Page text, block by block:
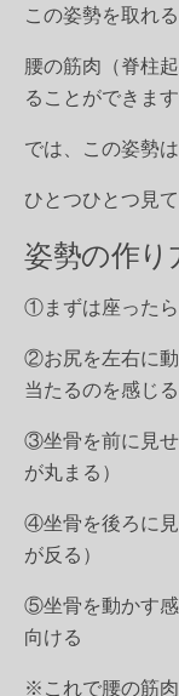
この姿勢を取れ
腰の筋肉（脊柱
ることができます
では、この姿勢
ひとつひとつ見
姿勢の作り
①まずは座った
②お尻を左右に
当たるのを感じる
③坐骨を前に見
が丸まる）
④坐骨を後ろに
が反る）
⑤坐骨を動かす
向ける
※これで腰の筋